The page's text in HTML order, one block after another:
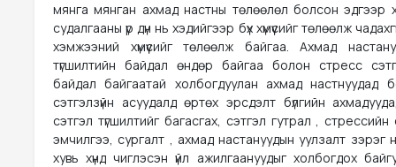
мянга мянган ахмад настны төлөөлөл болсон эдгээр
судалгааны үр дүн нь хэдийгээр бүх хүмүүсийг төлөөлж
хэмжээний хүмүүсийг төлөөлж байгаа. Ахмад
түгшилтийн байдал өндөр байгаа болон стресс
байдал байгаатай холбогдуулан ахмад настнуудад
сэтгэлзүйн асуудалд өртөх эрсдэлт бүлгийн
сэтгэл түгшилтийг багасгах, сэтгэл гутрал ,
эмчилгээ, сургалт , ахмад настануудын уулзалт зэрэг
хувь хүнд чиглэсэн үйл ажилгаануудыг холбогдох